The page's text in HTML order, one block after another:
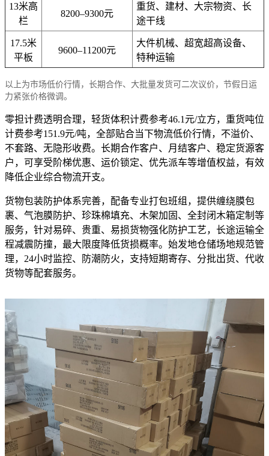
13米高
栏
8200–9300元
重货、建材、大宗物资、长
途干线
17.5米
平板
9600–11200元
大件机械、超宽超高设备、
特种运输
以上为市场低价行情，长期合作、大批量发货可二次议价，节假日运
力紧张价格微调。
零担计费透明合理，轻货体积计费参考46.1元/立方，重货吨位
计费参考151.9元/吨，全部贴合当下物流低价行情，不溢价、
不套路、无隐形收费。长期合作客户、月结客户、稳定货源客
户，可享受阶梯优惠、运价锁定、优先派车等增值权益，有效
降低企业综合物流开支。
货物包装防护体系完善，配备专业打包班组，提供缠绕膜包
裹、气泡膜防护、珍珠棉填充、木架加固、全封闭木箱定制等
服务，针对易碎、贵重、易损货物强化防护工艺，长途运输全
程减震防撞，最大限度降低货损概率。始发地仓储场地规范管
理，24小时监控、防潮防火，支持短期寄存、分批出货、代收
货物等配套服务。